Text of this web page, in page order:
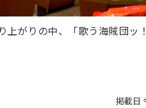
上がりの中、「歌う海賊団ッ
掲載日